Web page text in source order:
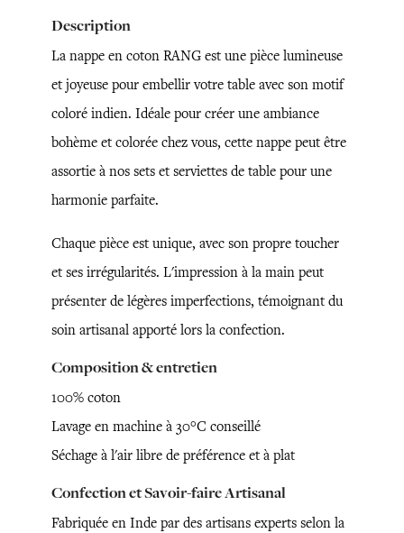
Description
La nappe en coton RANG est une pièce lumineuse
et joyeuse pour embellir votre table avec son motif
coloré indien. Idéale pour créer une ambiance
bohème et colorée chez vous, cette nappe peut être
assortie à nos sets et serviettes de table pour une
harmonie parfaite.
Chaque pièce est unique, avec son propre toucher
et ses irrégularités. L'impression à la main peut
présenter de légères imperfections, témoignant du
soin artisanal apporté lors la confection.
Composition & entretien
100% coton
Lavage en machine à 30°C conseillé
Séchage à l'air libre de préférence et à plat
Confection et Savoir-faire Artisanal
Fabriquée en Inde par des artisans experts selon la